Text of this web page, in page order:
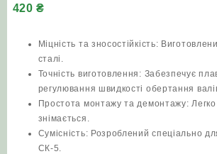
420₴
Міцність та зносостійкість:
сталі.
Точність виготовлення: Забезпечує
регулювання швидкості обертання
Простота монтажу та демонтажу:
знімається.
Сумісність: Розроблений спеціально
СК-5.